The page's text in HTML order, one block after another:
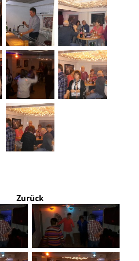
Zurück